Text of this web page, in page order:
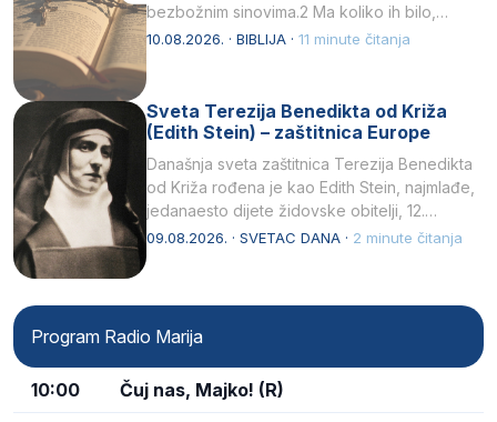
bezbožnim sinovima.2 Ma koliko ih bilo,…
10.08.2026. · BIBLIJA · 11 minute čitanja
Sveta Terezija Benedikta od Križa
(Edith Stein) – zaštitnica Europe
Današnja sveta zaštitnica Terezija Benedikta
od Križa rođena je kao Edith Stein, najmlađe,
jedanaesto dijete židovske obitelji, 12.
listopada 1891, u Wrocławu…
09.08.2026. · SVETAC DANA · 2 minute čitanja
Program Radio Marija
10:00 Čuj nas, Majko! (R)